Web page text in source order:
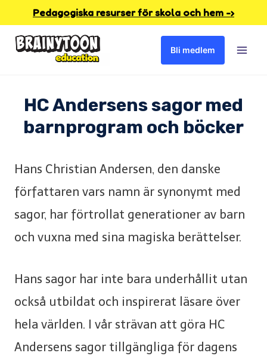
content
Pedagogiska resurser för skola och hem -›
Bli medlem
HC Andersens sagor med
barnprogram och böcker
Hans Christian Andersen, den danske
författaren vars namn är synonymt med
sagor, har förtrollat generationer av barn
och vuxna med sina magiska berättelser.
Hans sagor har inte bara underhållit utan
också utbildat och inspirerat läsare över
hela världen. I vår strävan att göra HC
Andersens sagor tillgängliga för dagens